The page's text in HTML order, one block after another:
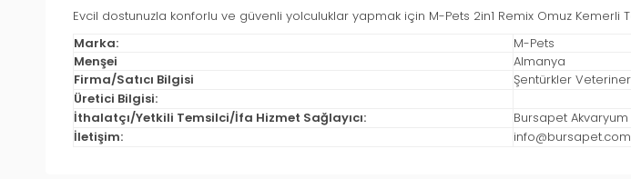
Evcil dostunuzla konforlu ve güvenli yolculuklar yapmak için M-Pets 2in1 Remix Omuz Kemerli
Marka:
M-Pets
Menşei
Almanya
Firma/Satıcı Bilgisi
Şentürkler
Üretici Bilgisi:
İthalatçı/Yetkili Temsilci/İfa Hizmet Sağlayıcı:
Bursapet
İletişim: